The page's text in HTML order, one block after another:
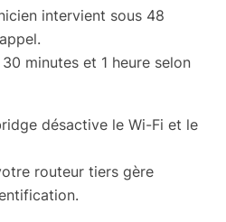
intervient sous 48
minutes et 1 heure selon
désactive le Wi-Fi et le
routeur tiers gère